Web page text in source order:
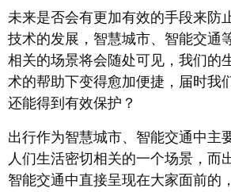
未来是否会有更加有效的手段来防
技术的发展，智慧城市、智能交通
相关的场景将会随处可见，我们的
术的帮助下变得愈加便捷，届时我
还能得到有效保护？
出行作为智慧城市、智能交通中主
人们生活密切相关的一个场景，而
智能交通中直接呈现在大家面前的